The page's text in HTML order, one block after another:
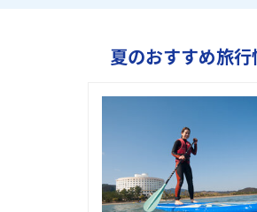
夏のおすすめ旅行